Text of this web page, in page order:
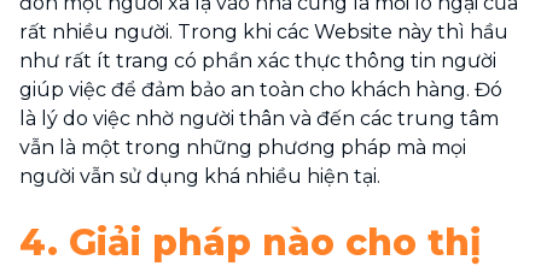
rất nhiều người. Trong khi các Website này thì hầu
như rất ít trang có phần xác thực thông tin người
giúp việc để đảm bảo an toàn cho khách hàng. Đó
là lý do việc nhờ người thân và đến các trung tâm
vẫn là một trong những phương pháp mà mọi
người vẫn sử dụng khá nhiều hiện tại.
4. Giải pháp nào cho thị